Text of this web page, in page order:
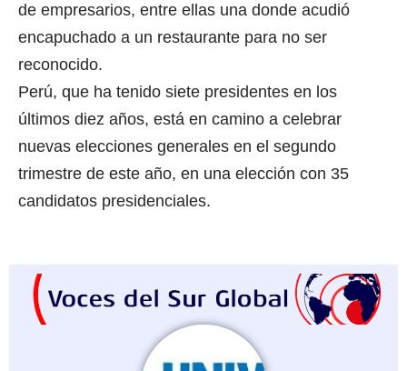
de empresarios, entre ellas una donde acudió
encapuchado a un restaurante para no ser
reconocido.
Perú, que ha tenido siete presidentes en los
últimos diez años, está en camino a celebrar
nuevas elecciones generales en el segundo
trimestre de este año, en una elección con 35
candidatos presidenciales.